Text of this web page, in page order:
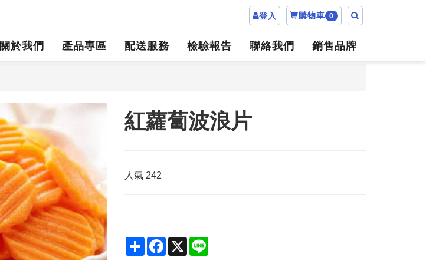
登入 購物車 0
關於我們 產品專區 配送服務 檢驗報告 聯絡我們 銷售品牌
紅蘿蔔波浪片
人氣 242
Share Facebook
X